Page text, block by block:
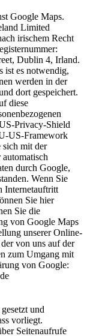
Google Maps.
Limited
irischem Recht
Dublin 4, Irland.
ist es notwendig,
werden in der
dort gespeichert.
diese
Privacy-Shield
US-Framework
sich mit der
durch Google,
Wenn Sie
Internetauftritt
Sie hier
Sie die
von Google Maps
unserer Online-
von uns auf der
zum Umgang mit
von Google:
und
vorliegt.
Seitenaufrufe